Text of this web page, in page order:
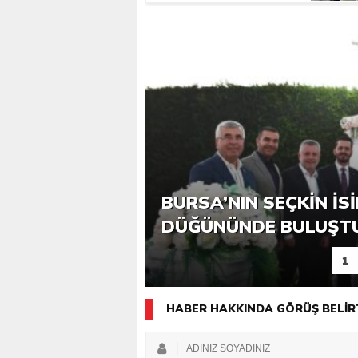
6. GÜCE TEKKEKÖY
KATILIMLA
GÜCE AKPINAR TAKA
KURULUNU
BURSA’NIN SEÇKIN
DÜĞÜNÜNDE
1
HABER HAKKINDA GÖRÜŞ